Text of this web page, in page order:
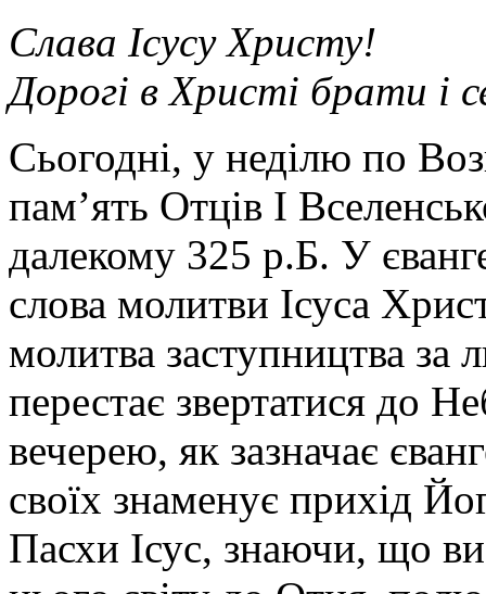
Слава Ісусу Христу!
Дорогі в Христі брати і
Сьогодні, у неділю по
пам’ять Отців І
далекому 325 р.Б. У
слова молитви Ісуса
молитва заступництва за
перестає звертатися до
вечерею, як зазначає
своїх знаменує прихід
Пасхи Ісус, знаючи, що